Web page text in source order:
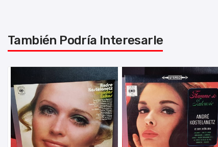
También Podría Interesarle